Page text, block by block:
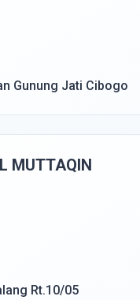
Gunung Jati Cibogo
MUTTAQIN
Rt.10/05